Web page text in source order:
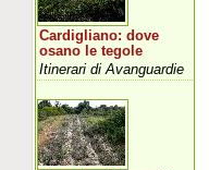
Cardigliano: dove
osano le tegole
Itinerari di Avanguardie